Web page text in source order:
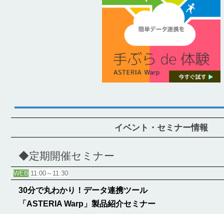
イベント・セミナー情報
◆定期開催セミナー
WEB 11:00～11:30
30分で丸わかり！データ連携ツール
「ASTERIA Warp」製品紹介セミナー